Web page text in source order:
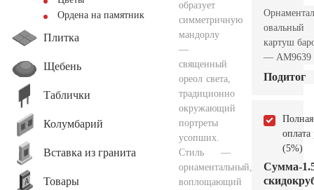
Ордена на памятник
Плитка
Щебень
Таблички
Колумбарий
Вставка из гранита
Товары
образует
симметричную
мандорлу
—
священный
ореол света,
традиционно
окружающий
портреты
усопших.
Стиль —
орнаментальный,
воплощающий
овальный
картуш
— AM9639
Подитог
Полная
оплата
(5%)
Сумма
скидок
-